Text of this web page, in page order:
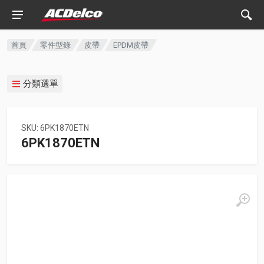
首頁 零件型錄 皮帶 EPDM皮帶
分類選單
SKU: 6PK1870ETN
6PK1870ETN